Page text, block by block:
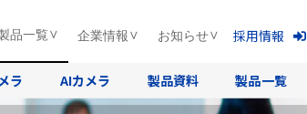
品一覧
ラ AIカメラ 製品資料 製品一覧
企業情報 お知らせ 採用情報